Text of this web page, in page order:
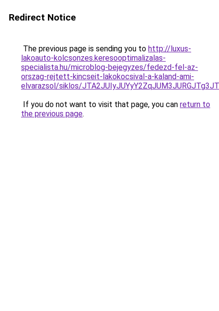
Redirect Notice
The previous page is sending you to http://luxus-
lakoauto-kolcsonzes.keresooptimalizalas-
specialista.hu/microblog-bejegyzes/fedezd-fel-az-
orszag-rejtett-kincseit-lakokocsival-a-kaland-ami-
elvarazsol/siklos/
If you do not want to visit that page, you can return to
the previous page.